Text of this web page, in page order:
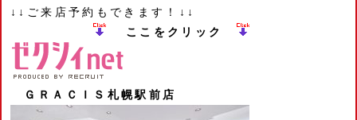
↓↓ご来店予約もできます！↓↓
ここをクリック
ＧＲＡＣＩＳ札幌駅前店